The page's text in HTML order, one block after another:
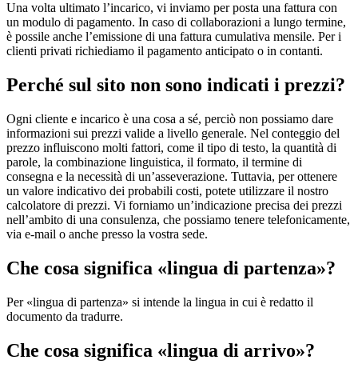
Una volta ultimato l’incarico, vi inviamo per posta una fattura con
un modulo di pagamento. In caso di collaborazioni a lungo termine,
è possile anche l’emissione di una fattura cumulativa mensile. Per i
clienti privati richiediamo il pagamento anticipato o in contanti.
Perché sul sito non sono indicati i prezzi?
Ogni cliente e incarico è una cosa a sé, perciò non possiamo dare
informazioni sui prezzi valide a livello generale. Nel conteggio del
prezzo influiscono molti fattori, come il tipo di testo, la quantità di
parole, la combinazione linguistica, il formato, il termine di
consegna e la necessità di un’asseverazione. Tuttavia, per ottenere
un valore indicativo dei probabili costi, potete utilizzare il nostro
calcolatore di prezzi. Vi forniamo un’indicazione precisa dei prezzi
nell’ambito di una consulenza, che possiamo tenere telefonicamente,
via e-mail o anche presso la vostra sede.
Che cosa significa «lingua di partenza»?
Per «lingua di partenza» si intende la lingua in cui è redatto il
documento da tradurre.
Che cosa significa «lingua di arrivo»?